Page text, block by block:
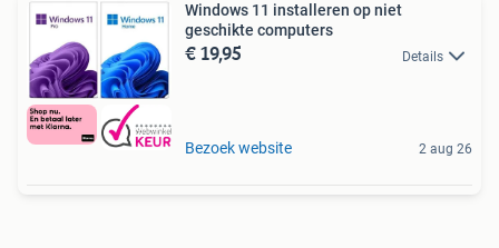
Windows 11 installeren op niet
geschikte computers
€ 19,95 Details
Bezoek website 2 aug 26